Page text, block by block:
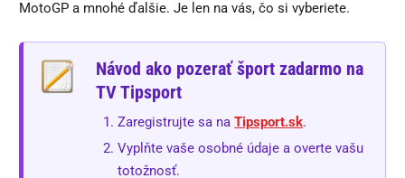
MotoGP a mnohé ďalšie. Je len na vás, čo si vyberiete.
Návod ako pozerať šport zadarmo na
TV Tipsport
Zaregistrujte sa na Tipsport.sk.
Vyplňte vaše osobné údaje a overte vašu
totožnosť.